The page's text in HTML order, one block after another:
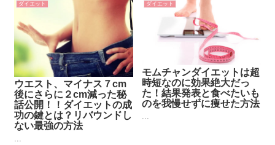
ダイエット
ウエスト、マイナス７cm
後にさらに２cm減った秘
話公開！！ダイエットの成
功の鍵とは？リバウンドし
ない最強の方法
...
ダイエット
モムチャンダイエットは超
時短なのに効果絶大だっ
た！結果発表と食べたいも
のを我慢せずに痩せた方法
...